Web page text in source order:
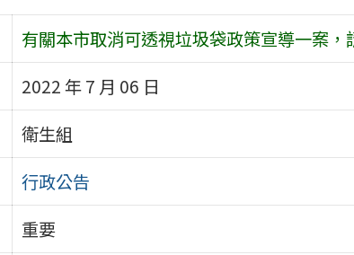
有關本市取消可透視垃圾袋政策宣導一案
2022 年 7 月 06 日
衛生組
行政公告
重要